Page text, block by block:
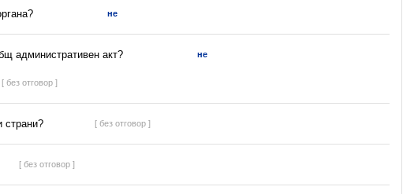
не
административен акт? не
[ без отговор ]
страни? [ без отговор ]
[ без отговор ]